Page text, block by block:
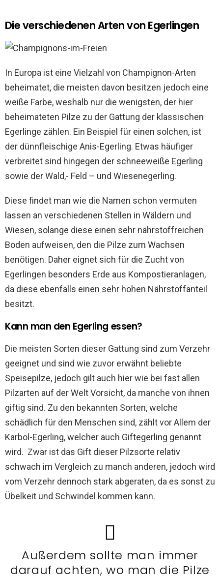
Die verschiedenen Arten von Egerlingen
In Europa ist eine Vielzahl von Champignon-Arten
beheimatet, die meisten davon besitzen jedoch eine
weiße Farbe, weshalb nur die wenigsten, der hier
beheimateten Pilze zu der Gattung der klassischen
Egerlinge zählen. Ein Beispiel für einen solchen, ist
der dünnfleischige Anis-Egerling. Etwas häufiger
verbreitet sind hingegen der schneeweiße Egerling
sowie der Wald,- Feld – und Wiesenegerling.
Diese findet man wie die Namen schon vermuten
lassen an verschiedenen Stellen in Wäldern und
Wiesen, solange diese einen sehr nährstoffreichen
Boden aufweisen, den die Pilze zum Wachsen
benötigen. Daher eignet sich für die Zucht von
Egerlingen besonders Erde aus Kompostieranlagen,
da diese ebenfalls einen sehr hohen Nährstoffanteil
besitzt.
Kann man den Egerling essen?
Die meisten Sorten dieser Gattung sind zum Verzehr
geeignet und sind wie zuvor erwähnt beliebte
Speisepilze, jedoch gilt auch hier wie bei fast allen
Pilzarten auf der Welt Vorsicht, da manche von ihnen
giftig sind. Zu den bekannten Sorten, welche
schädlich für den Menschen sind, zählt vor Allem der
Karbol-Egerling, welcher auch Giftegerling genannt
wird. Zwar ist das Gift dieser Pilzsorte relativ
schwach im Vergleich zu manch anderen, jedoch wird
vom Verzehr dennoch stark abgeraten, da es sonst zu
Übelkeit und Schwindel kommen kann.
Außerdem sollte man immer
darauf achten, wo man die Pilze